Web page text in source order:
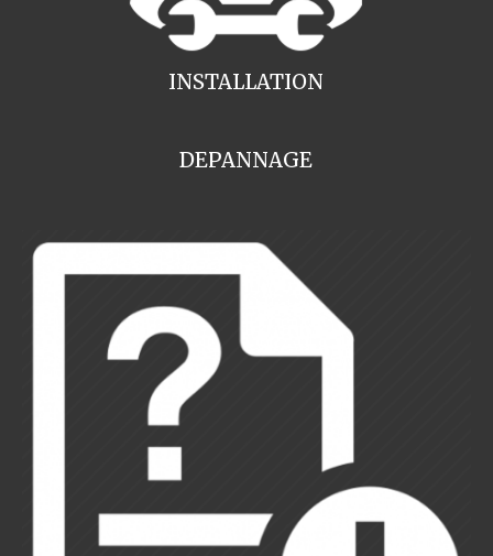
INSTALLATION
DEPANNAGE